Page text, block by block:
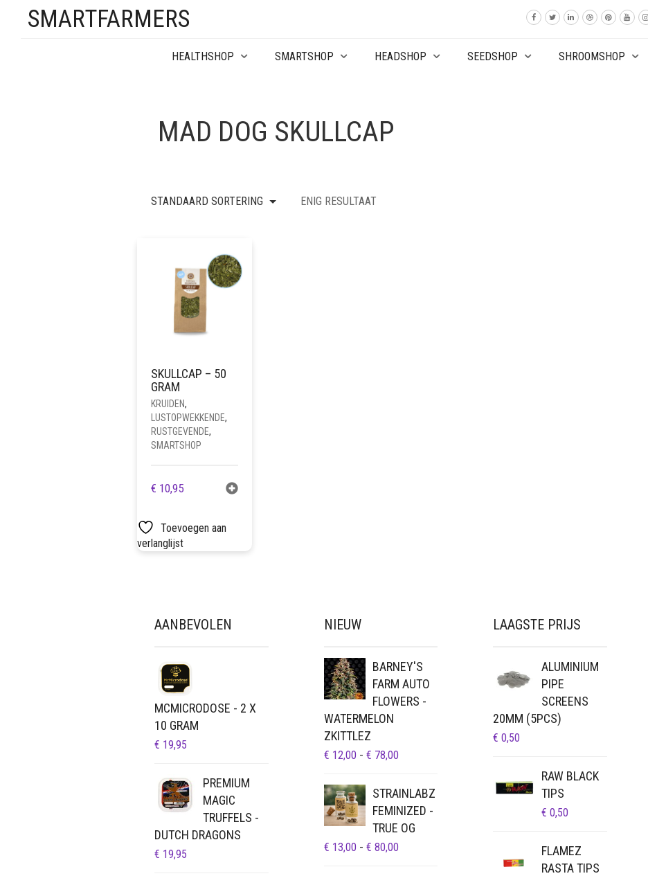
SMARTFARMERS
HEALTHSHOP SMARTSHOP HEADSHOP SEEDSHOP SHROOMSHOP
MAD DOG SKULLCAP
STANDAARD SORTERING ENIG RESULTAAT
SKULLCAP – 50
GRAM
KRUIDEN,
LUSTOPWEKKENDE,
RUSTGEVENDE,
SMARTSHOP
€ 10,95
Toevoegen aan
verlanglijst
AANBEVOLEN
MCMICRODOSE - 2 X
10 GRAM
€ 19,95
PREMIUM
MAGIC
TRUFFELS -
DUTCH DRAGONS
€ 19,95
NIEUW
BARNEY'S
FARM AUTO
FLOWERS -
WATERMELON
ZKITTLEZ
€ 12,00 - € 78,00PRIJSKLASSE:
€ 78,00
STRAINLABZ
FEMINIZED -
TRUE OG
€ 13,00 - € 80,00PRIJSKLASSE:
LAAGSTE PRIJS
ALUMINIUM
PIPE
SCREENS
20MM (5PCS)
€ 0,50
RAW BLACK
TIPS
€ 0,50
FLAMEZ
RASTA TIPS